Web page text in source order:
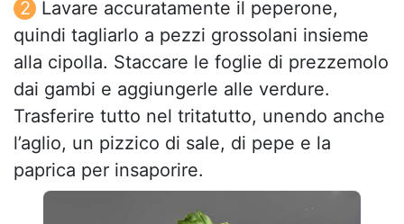
Lavare accuratamente il peperone,
quindi tagliarlo a pezzi grossolani insieme
alla cipolla. Staccare le foglie di prezzemolo
dai gambi e aggiungerle alle verdure.
Trasferire tutto nel tritatutto, unendo anche
l’aglio, un pizzico di sale, di pepe e la
paprica per insaporire.